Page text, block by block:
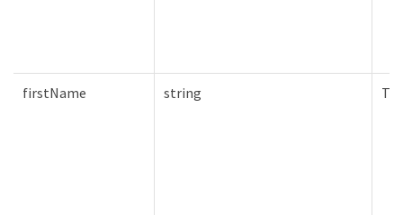
firstName string